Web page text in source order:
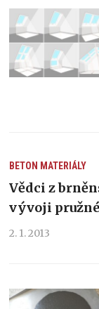
BETON MATERIÁLY
Vědci z
vývoji
2. 1. 2013